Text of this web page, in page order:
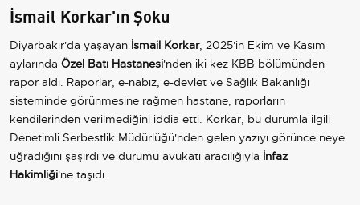
İsmail Korkar'ın Şoku
Diyarbakır'da yaşayan İsmail Korkar, 2025'in Ekim ve Kasım
aylarında Özel Batı Hastanesi'nden iki kez KBB bölümünden
rapor aldı. Raporlar, e-nabız, e-devlet ve Sağlık Bakanlığı
sisteminde görünmesine rağmen hastane, raporların
kendilerinden verilmediğini iddia etti. Korkar, bu durumla ilgili
Denetimli Serbestlik Müdürlüğü'nden gelen yazıyı görünce neye
uğradığını şaşırdı ve durumu avukatı aracılığıyla İnfaz
Hakimliği'ne taşıdı.